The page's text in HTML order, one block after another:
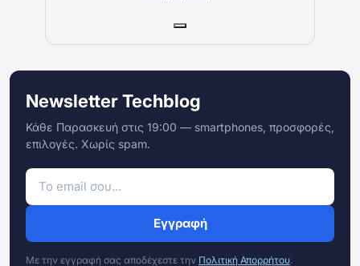
Newsletter Techblog
Κάθε Παρασκευή στις 19:00 — smartphones, προσφορές,
επιλογές. Χωρίς spam.
Εγγραφή
Με την εγγραφή σας αποδέχεστε την Πολιτική Απορρήτου.